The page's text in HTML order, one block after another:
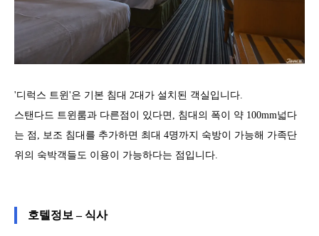
'디럭스 트윈'은 기본 침대 2대가 설치된 객실입니다.
스탠다드 트윈룸과 다른점이 있다면, 침대의 폭이 약 100mm넓다
는 점, 보조 침대를 추가하면 최대 4명까지 숙방이 가능해 가족단
위의 숙박객들도 이용이 가능하다는 점입니다.
호텔정보 – 식사